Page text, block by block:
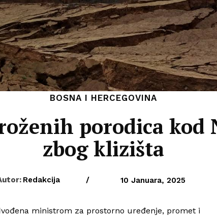
BOSNA I HERCEGOVINA
porodica kod
zbog klizišta
Redakcija / 10 Januara, 2025
ministrom za prostorno uređenje, promet i